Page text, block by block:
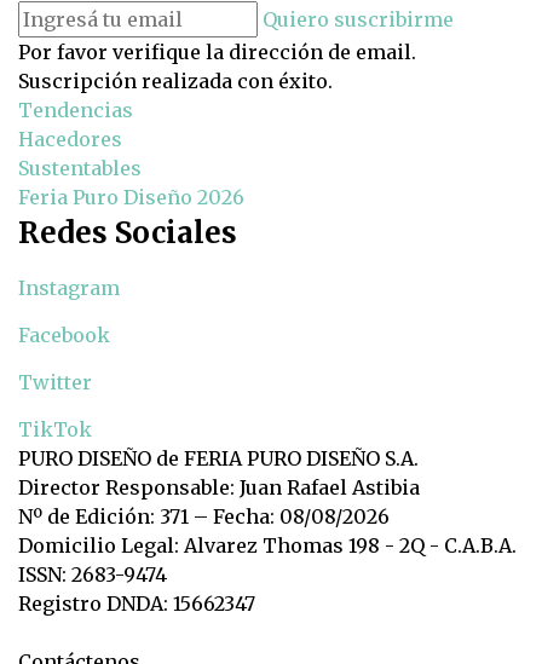
Quiero suscribirme
Por favor verifique la dirección de email.
Suscripción realizada con éxito.
Tendencias
Hacedores
Sustentables
Feria Puro Diseño 2026
Redes Sociales
Instagram
Facebook
Twitter
TikTok
PURO DISEÑO de FERIA PURO DISEÑO S.A.
Director Responsable: Juan Rafael Astibia
Nº de Edición: 371 – Fecha: 08/08/2026
Domicilio Legal: Alvarez Thomas 198 - 2Q - C.A.B.A.
ISSN: 2683-9474
Registro DNDA: 15662347